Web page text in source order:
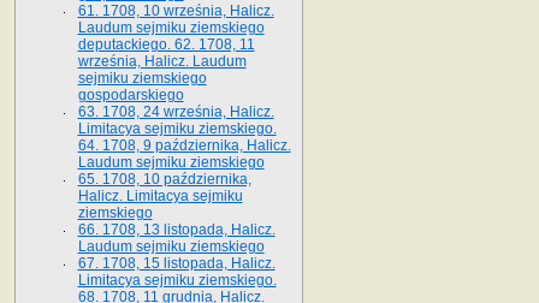
61. 1708, 10 września, Halicz.
Laudum sejmiku ziemskiego
deputackiego. 62. 1708, 11
września, Halicz. Laudum
sejmiku ziemskiego
gospodarskiego
63. 1708, 24 września, Halicz.
Limitacya sejmiku ziemskiego.
64. 1708, 9 października, Halicz.
Laudum sejmiku ziemskiego
65­. 1708, 10 października,
Halicz. Limitacya sejmiku
ziemskiego
66. 1708, 13 listopada, Halicz.
Laudum sejmiku ziemskiego
67. 1708, 15 listopada, Halicz.
Limitacya sejmiku ziemskiego.
68. 1708, 11 grudnia, Halicz.